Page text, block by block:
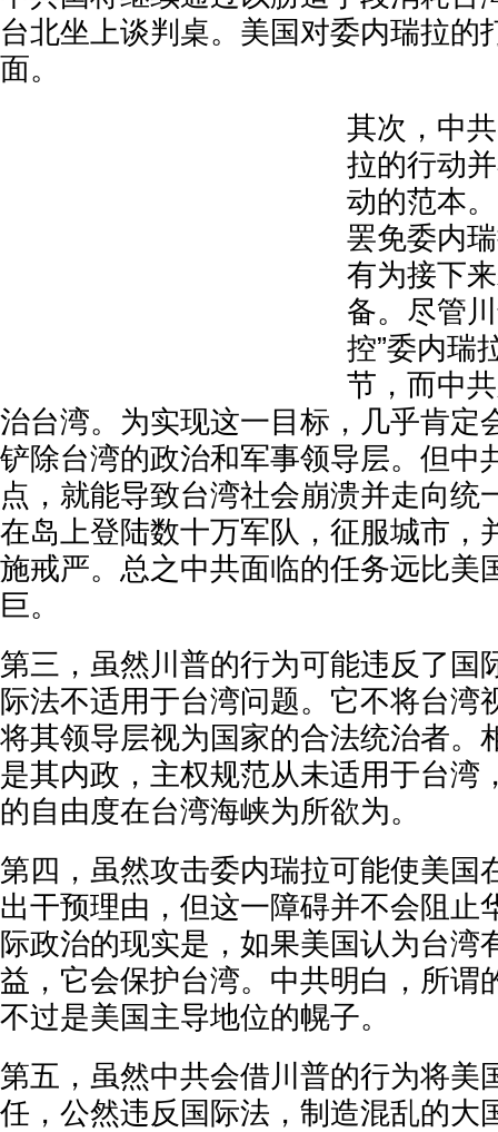
台北坐上谈判桌。美国对委内瑞拉的
面。
其次，中
拉的行动
动的范本
罢免委内
有为接下
备。尽管
控”委内瑞
节，而中
治台湾。为实现这一目标，几乎肯定
铲除台湾的政治和军事领导层。但中
点，就能导致台湾社会崩溃并走向统
在岛上登陆数十万军队，征服城市，
施戒严。总之中共面临的任务远比美
巨。
第三，虽然川普的行为可能违反了国
际法不适用于台湾问题。它不将台湾
将其领导层视为国家的合法统治者。
是其内政，主权规范从未适用于台湾
的自由度在台湾海峡为所欲为。
第 四，虽然攻击委内瑞拉可能使美国
出干预理由，但这一障碍并不会阻止
际政治的现实是，如果美国认为台湾
益，它会保护台湾。中共明白，所谓
不过是美国主导地位的幌子。
第五，虽然中共会借川普的行为将美
任，公然违反国际法，制造混乱的大